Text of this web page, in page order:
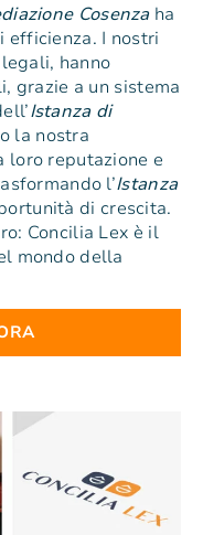
Cosenza ha
efficienza. I nostri
hanno
grazie a un sistema
Istanza di
la nostra
loro reputazione e
l’Istanza
di crescita.
Concilia Lex è il
mondo della